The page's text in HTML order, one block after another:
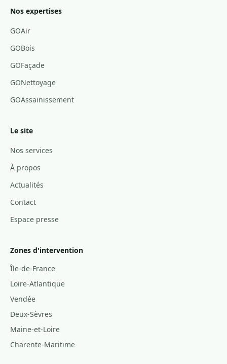
Nos expertises
GOAir
GOBois
GOFaçade
GONettoyage
GOAssainissement
Le site
Nos services
À propos
Actualités
Contact
Espace presse
Zones d'intervention
Île-de-France
Loire-Atlantique
Vendée
Deux-Sèvres
Maine-et-Loire
Charente-Maritime